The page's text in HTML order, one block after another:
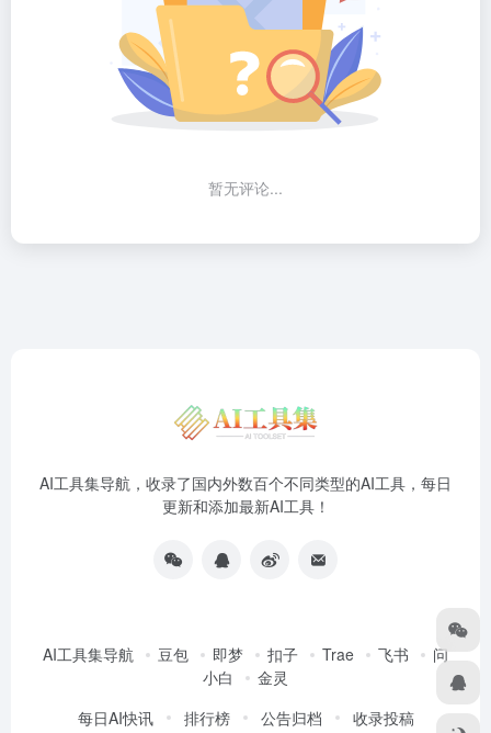
暂无评论...
AI工具集导航，收录了国内外数百个不同类型的AI工具，每日
更新和添加最新AI工具！
AI工具集导航 豆包 即梦 扣子 Trae 飞书
问
小白
金灵
每日AI快讯
排行榜 公告归档 收录投稿